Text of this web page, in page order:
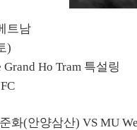
트남
)
Grand Ho Tram 특설링
화(안양삼산) VS MU